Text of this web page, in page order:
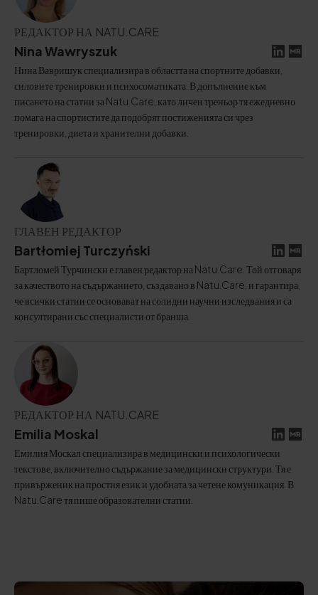
РЕДАКТОР НА NATU.CARE
Nina Wawryszuk
Нина Вавришук специализира в областта на спортните добавки,
силовите тренировки и психосоматиката. В допълнение към
писането на статии за Natu.Care, като личен треньор тя ежедневно
помага на спортистите да подобрят постиженията си чрез
тренировки, диета и хранителни добавки.
ГЛАВЕН РЕДАКТОР
Bartłomiej Turczyński
Бартломей Турчински е главен редактор на Natu.Care. Той отговаря
за качеството на съдържанието, създавано в Natu.Care, и гарантира,
че всички статии се основават на солидни научни изследвания и са
консултирани със специалисти от бранша.
РЕДАКТОР НА NATU.CARE
Emilia Moskal
Емилия Москал специализира в медицински и психологически
текстове, включително съдържание за медицински структури. Тя е
привърженик на простия език и удобната за четене комуникация. В
Natu.Care тя пише образователни статии.